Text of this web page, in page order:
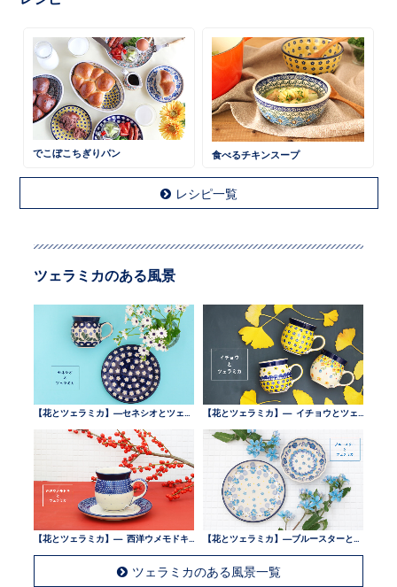
でこぼこちぎりパン 食べるチキンスープ
レシピ一覧
ツェラミカのある風景
ツェラミカのある風景一覧